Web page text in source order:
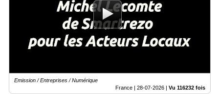
Emission / Entreprises / Numérique
France | 28-07-2026 | Vu 116232 fois